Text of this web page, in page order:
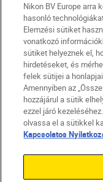
HU Nikon
Lépjen
Jogi nyilatkozat
Sütikkel
© 2026 Nikon
Nikon BV Europe arra
hasonló
Elemzési sütiket
vonatkozó
sütiket helyeznek el,
hirdetéseket, és
felek sütijei a
Amennyiben az
hozzájárul a sütik
ezzel járó
olvassa el a sütikkel
Kapcsolatos